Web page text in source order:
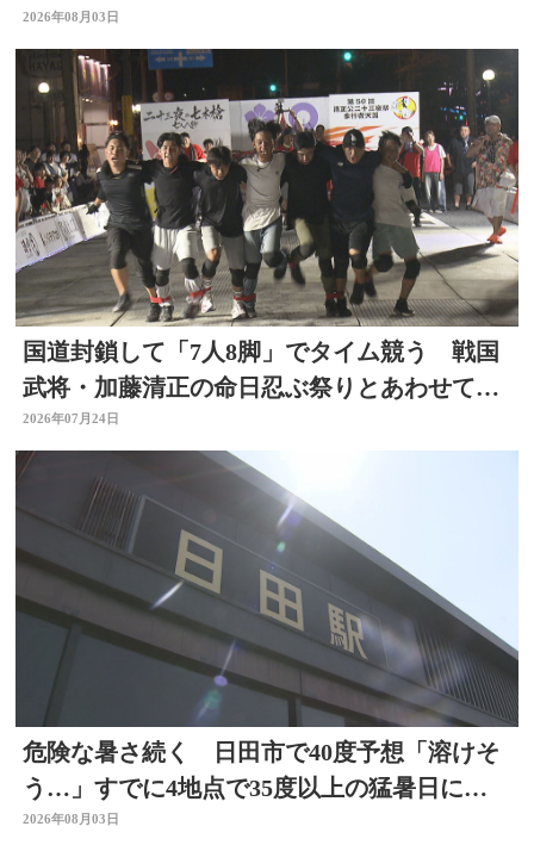
本地震】
2026年08月03日
国道封鎖して「7人8脚」でタイム競う 戦国
武将・加藤清正の命日忍ぶ祭りとあわせて初
開催 大分
2026年07月24日
危険な暑さ続く 日田市で40度予想「溶けそ
う…」すでに4地点で35度以上の猛暑日に
大分
2026年08月03日